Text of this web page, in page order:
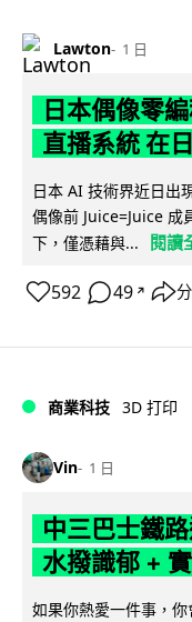
Lawton 1 日
日本偶像零
直播系統 在
日本 AI 技術界近日出
偶像前 Juice=Juice 成
下，僅憑藉與...
閱讀
592 49 ↗
商業科技 3D 打印
Vin 1 日
中三巴士鐵
水撥識郁 +
如果你熱愛一件事，